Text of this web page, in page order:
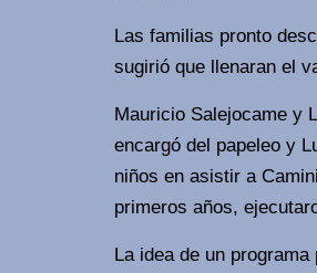
Las familias pronto
sugirió que llenaran el
Mauricio Salejocame y
encargó del papeleo y
niños en asistir a
primeros años,
La idea de un